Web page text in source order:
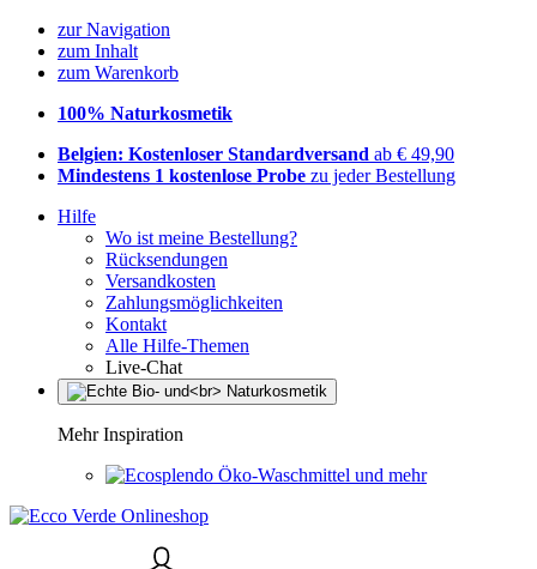
zur Navigation
zum Inhalt
zum Warenkorb
100% Naturkosmetik
Belgien: Kostenloser Standardversand ab € 49,90
Mindestens 1 kostenlose Probe zu jeder Bestellung
Hilfe
Wo ist meine Bestellung?
Rücksendungen
Versandkosten
Zahlungsmöglichkeiten
Kontakt
Alle Hilfe-Themen
Live-Chat
Mehr Inspiration
Öko-Waschmittel und mehr